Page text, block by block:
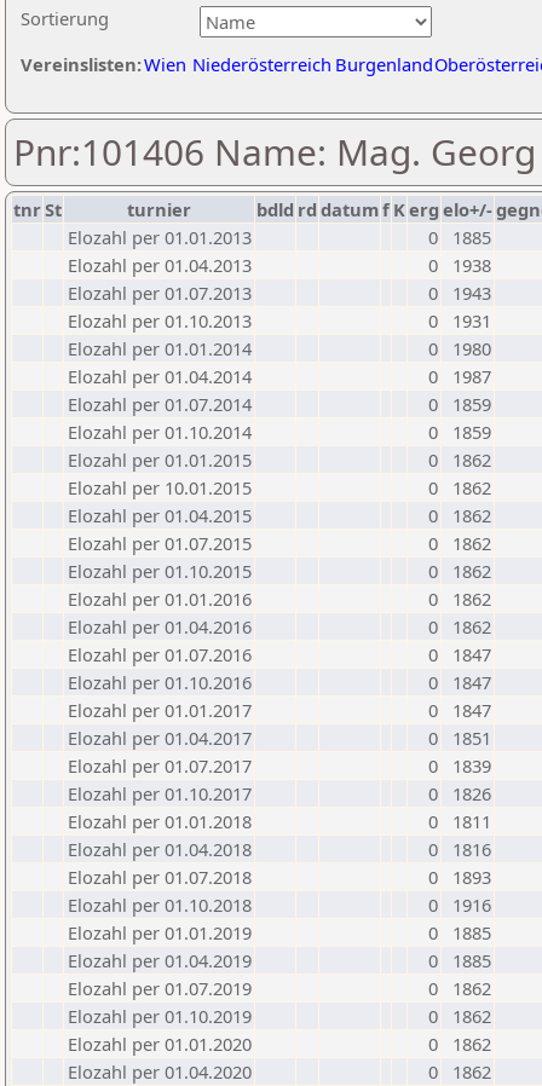
Sortierung
Vereinslisten:Wien Niederösterreich Burgenland
Pnr:101406 Name: Mag.
tnrSt turnier bdld rd datumf Kerg elo+/-
Elozahl per 01.01.2013
0
1885
Elozahl per 01.04.2013
0
1938
Elozahl per 01.07.2013
0
1943
Elozahl per 01.10.2013
0
1931
Elozahl per 01.01.2014
0
1980
Elozahl per 01.04.2014
0
1987
Elozahl per 01.07.2014
0
1859
Elozahl per 01.10.2014
0
1859
Elozahl per 01.01.2015
0
1862
Elozahl per 10.01.2015
0
1862
Elozahl per 01.04.2015
0
1862
Elozahl per 01.07.2015
0
1862
Elozahl per 01.10.2015
0
1862
Elozahl per 01.01.2016
0
1862
Elozahl per 01.04.2016
0
1862
Elozahl per 01.07.2016
0
1847
Elozahl per 01.10.2016
0
1847
Elozahl per 01.01.2017
0
1847
Elozahl per 01.04.2017
0
1851
Elozahl per 01.07.2017
0
1839
Elozahl per 01.10.2017
0
1826
Elozahl per 01.01.2018
0
1811
Elozahl per 01.04.2018
0
1816
Elozahl per 01.07.2018
0
1893
Elozahl per 01.10.2018
0
1916
Elozahl per 01.01.2019
0
1885
Elozahl per 01.04.2019
0
1885
Elozahl per 01.07.2019
0
1862
Elozahl per 01.10.2019
0
1862
Elozahl per 01.01.2020
0
1862
Elozahl per 01.04.2020
0
1862